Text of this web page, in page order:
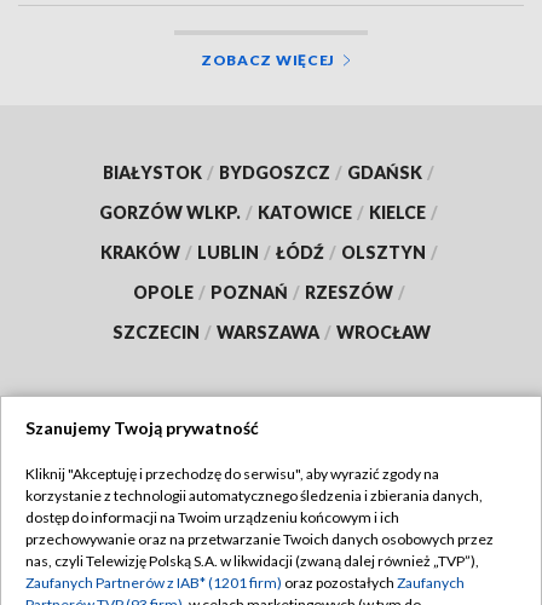
ZOBACZ WIĘCEJ
BIAŁYSTOK / BYDGOSZCZ / GDAŃSK /
GORZÓW WLKP. / KATOWICE / KIELCE /
KRAKÓW / LUBLIN / ŁÓDŹ / OLSZTYN /
OPOLE / POZNAŃ / RZESZÓW /
SZCZECIN / WARSZAWA / WROCŁAW
TVP
Abonament TVP
Emisja w TVP
Regulamin TVP
Polityka prywatności
Szanujemy Twoją prywatność
Kliknij "Akceptuję i przechodzę do serwisu", aby wyrazić zgody na
korzystanie z technologii automatycznego śledzenia i zbierania danych,
dostęp do informacji na Twoim urządzeniu końcowym i ich
przechowywanie oraz na przetwarzanie Twoich danych osobowych przez
nas, czyli Telewizję Polską S.A. w likwidacji (zwaną dalej również „TVP”),
Zaufanych Partnerów z IAB* (1201 firm) oraz pozostałych Zaufanych